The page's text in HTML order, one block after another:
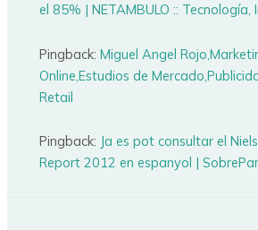
el 85% | NETAMBULO :: Tecnología,
Pingback:Miguel Angel
Online,Estudios de
Retail
Pingback: Ja es pot consultar el
Report 2012 en espanyol |